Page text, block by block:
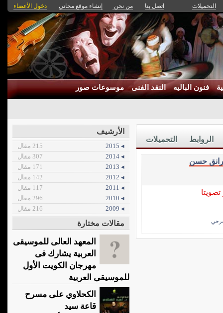
التحميلات اتصل بنا من نحن إنشاء موقع مجاني دخول الأعضاء
فنون الباليه النقد الفنى موسوعات صور
التحميلات الروابط
حسن
تصويتا
الأرشيف
◂ 2015
215 مقال
◂ 2014
307 مقال
◂ 2013
171 مقال
◂ 2012
142 مقال
◂ 2011
117 مقال
◂ 2010
296 مقال
◂ 2009
216 مقال
مقالات مختارة
المعهد العالى للموسيقى
العربية يشارك فى
مهرجان الكويت الأول
للموسيقى العربية
الكحلاوي على مسرح
قاعة سيد